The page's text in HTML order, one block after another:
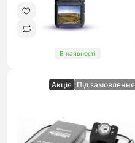
В наявності
Акцiя Під замовлення